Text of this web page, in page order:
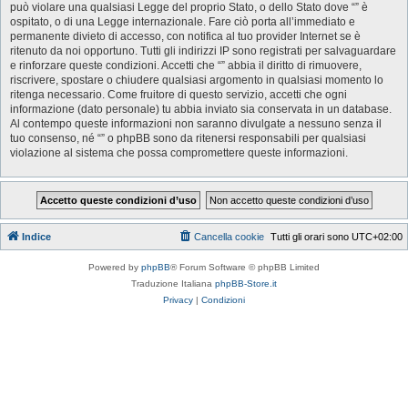
può violare una qualsiasi Legge del proprio Stato, o dello Stato dove “” è
ospitato, o di una Legge internazionale. Fare ciò porta all’immediato e
permanente divieto di accesso, con notifica al tuo provider Internet se è
ritenuto da noi opportuno. Tutti gli indirizzi IP sono registrati per salvaguardare
e rinforzare queste condizioni. Accetti che “” abbia il diritto di rimuovere,
riscrivere, spostare o chiudere qualsiasi argomento in qualsiasi momento lo
ritenga necessario. Come fruitore di questo servizio, accetti che ogni
informazione (dato personale) tu abbia inviato sia conservata in un database.
Al contempo queste informazioni non saranno divulgate a nessuno senza il
tuo consenso, né “” o phpBB sono da ritenersi responsabili per qualsiasi
violazione al sistema che possa compromettere queste informazioni.
Indice Tutti gli orari sono UTC+02:00
Cancella cookie
Powered by phpBB® Forum Software © phpBB Limited
Traduzione Italiana phpBB-Store.it
Privacy | Condizioni